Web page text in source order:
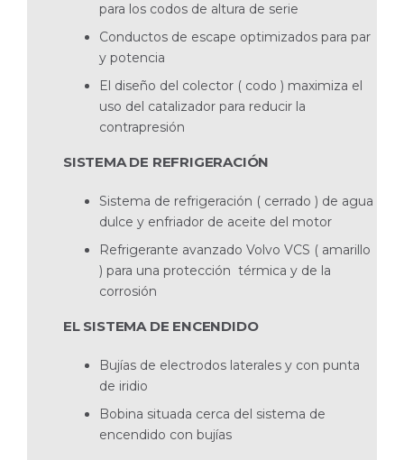
para los codos de altura de serie
Conductos de escape optimizados para par
y potencia
El diseño del colector ( codo ) maximiza el
uso del catalizador para reducir la
contrapresión
SISTEMA DE REFRIGERACIÓN
Sistema de refrigeración ( cerrado ) de agua
dulce y enfriador de aceite del motor
Refrigerante avanzado Volvo VCS ( amarillo
) para una protección térmica y de la
corrosión
EL SISTEMA DE ENCENDIDO
Bujías de electrodos laterales y con punta
de iridio
Bobina situada cerca del sistema de
encendido con bujías